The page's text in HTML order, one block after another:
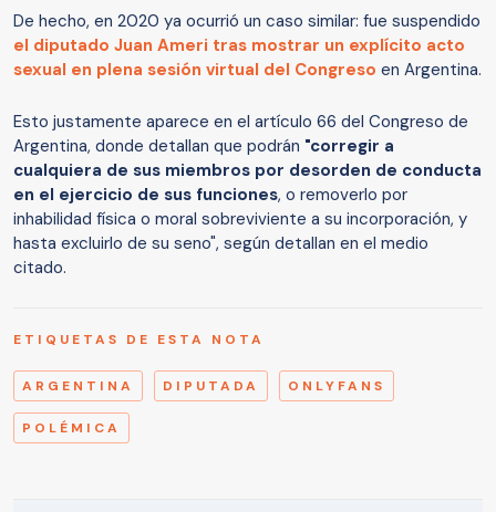
De hecho, en 2020 ya ocurrió un caso similar: fue suspendido
el diputado Juan Ameri tras mostrar un explícito acto
sexual en plena sesión virtual del Congreso en Argentina.
Esto justamente aparece en el artículo 66 del Congreso de
Argentina, donde detallan que podrán "corregir a
cualquiera de sus miembros por desorden de conducta
en el ejercicio de sus funciones, o removerlo por
inhabilidad física o moral sobreviviente a su incorporación, y
hasta excluirlo de su seno", según detallan en el medio
citado.
ETIQUETAS DE ESTA NOTA
ARGENTINA DIPUTADA ONLYFANS
POLÉMICA